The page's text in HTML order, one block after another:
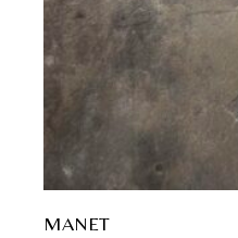
MANET